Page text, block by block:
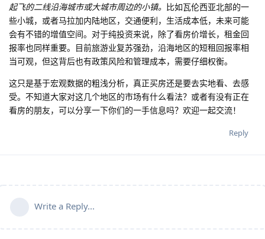
起飞的二线沿海城市或大城市周边的小镇。 比如瓦伦西亚北部的一
些小城，或者马拉加内陆地区，交通便利，生活成本低，未来可能
会有不错的增值空间。对于纯投资来说，除了看房价增长，租金回
报率也同样重要。目前旅游业复苏强劲，沿海地区的短租回报率相
当可观，但这背后也有政策风险和管理成本，需要仔细权衡。
这只是基于宏观数据的粗浅分析，真正买房还是要去实地看、去感
受。不知道大家对这几个地区的市场有什么看法？或者有没有正在
看房的朋友，可以分享一下你们的一手信息吗？欢迎一起交流！
Reply
Write a Reply...